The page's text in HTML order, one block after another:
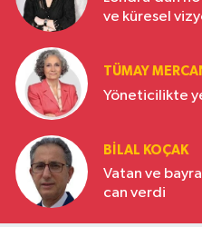
ve küresel
TÜMAY
Yöneticilikte
BILAL KOÇAK
Vatan ve
can verdi